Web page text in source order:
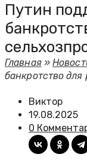
Путин
Главная»
банкротство для
Виктор
19.08.2025
0